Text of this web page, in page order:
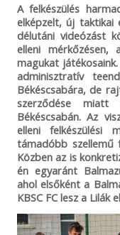
A felkészülés
elképzelt, új taktikai
délutáni videózást
elleni
magukat
adminisztratív
Békéscsabára, de
szerződése
Békéscsabán. Az
elleni felkészülési
támadóbb
Közben az is
én egyaránt
ahol elsőként a
KBSC FC lesz a Lilák